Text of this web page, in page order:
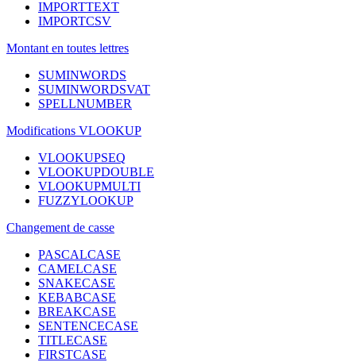
IMPORTTEXT
IMPORTCSV
Montant en toutes lettres
SUMINWORDS
SUMINWORDSVAT
SPELLNUMBER
Modifications VLOOKUP
VLOOKUPSEQ
VLOOKUPDOUBLE
VLOOKUPMULTI
FUZZYLOOKUP
Changement de casse
PASCALCASE
CAMELCASE
SNAKECASE
KEBABCASE
BREAKCASE
SENTENCECASE
TITLECASE
FIRSTCASE